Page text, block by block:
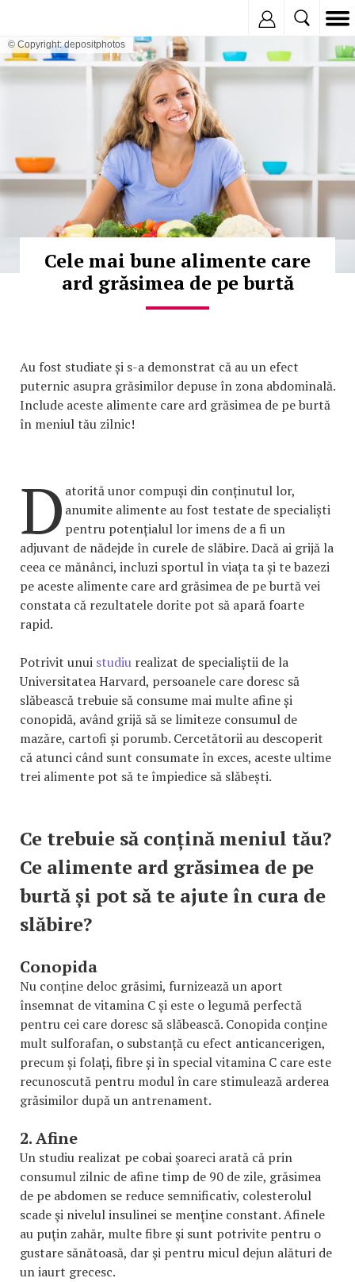
© Copyright: depositphotos
Cele mai bune alimente care
ard grăsimea de pe burtă
Au fost studiate și s-a demonstrat că au un efect
puternic asupra grăsimilor depuse în zona abdominală.
Include aceste alimente care ard grăsimea de pe burtă
în meniul tău zilnic!
D atorită unor compuși din conținutul lor,
anumite alimente au fost testate de specialiști
pentru potențialul lor imens de a fi un
adjuvant de nădejde în curele de slăbire. Dacă ai grijă la
ceea ce mănânci, incluzi sportul în viața ta și te bazezi
pe aceste alimente care ard grăsimea de pe burtă vei
constata că rezultatele dorite pot să apară foarte
rapid.
Potrivit unui studiu realizat de specialiștii de la
Universitatea Harvard, persoanele care doresc să
slăbească trebuie să consume mai multe afine și
conopidă, având grijă să se limiteze consumul de
mazăre, cartofi și porumb. Cercetătorii au descoperit
că atunci când sunt consumate în exces, aceste ultime
trei alimente pot să te împiedice să slăbești.
Ce trebuie să conțină meniul tău?
Ce alimente ard grăsimea de pe
burtă și pot să te ajute în cura de
slăbire?
Conopida
Nu conține deloc grăsimi, furnizează un aport
însemnat de vitamina C și este o legumă perfectă
pentru cei care doresc să slăbească. Conopida conține
mult sulforafan, o substanță cu efect anticancerigen,
precum și folați, fibre și în special vitamina C care este
recunoscută pentru modul în care stimulează arderea
grăsimilor după un antrenament.
2. Afine
Un studiu realizat pe cobai şoareci arată că prin
consumul zilnic de afine timp de 90 de zile, grăsimea
de pe abdomen se reduce semnificativ, colesterolul
scade şi nivelul insulinei se menţine constant. Afinele
au puţin zahăr, multe fibre şi sunt potrivite pentru o
gustare sănătoasă, dar şi pentru micul dejun alături de
un iaurt grecesc.